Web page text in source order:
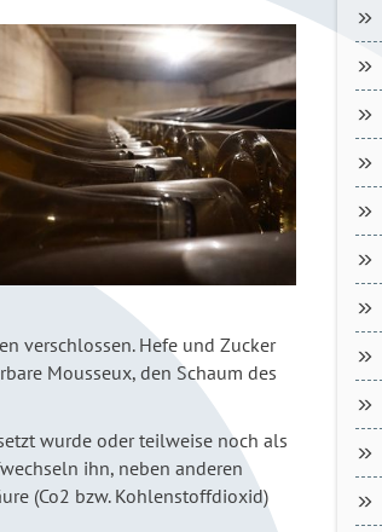
verschlossen. Hefe und Zucker
Mousseux, den Schaum des
wurde oder teilweise noch als
ihn, neben anderen
(Co2 bzw. Kohlenstoffdioxid)